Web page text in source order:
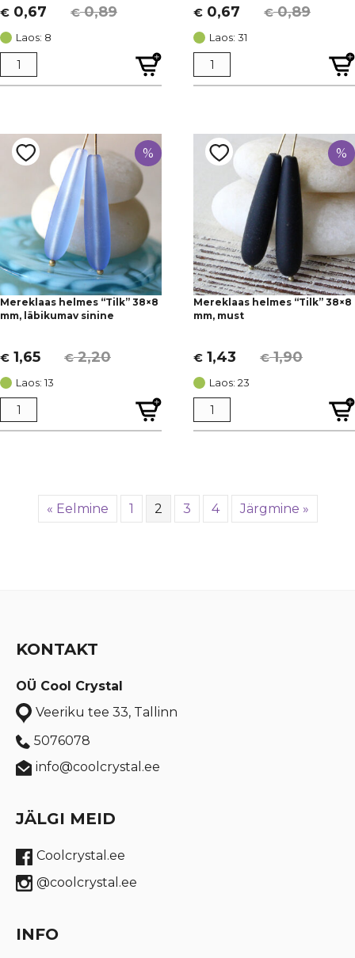
€0,89
Algne
hind
oli:
€ 0,89.
€ 0,67
Current
price
is:
€ 0,67.
Laos: 8
€0,89
Algne
hind
oli:
€ 0,89.
€ 0,67
Current
price
is:
€ 0,67.
Laos: 31
%
Mereklaas helmes “Tilk” 38×8
mm, läbikumav sinine
€2,20
Algne
hind
oli:
€ 2,20.
€ 1,65
Current
price
is:
€ 1,65.
Laos: 13
%
Mereklaas helmes “Tilk” 38×8
mm, must
€1,90
Algne
hind
oli:
€ 1,90.
€ 1,43
Current
price
is:
€ 1,43.
Laos: 23
« Eelmine 1 2 3 4 Järgmine »
KONTAKT
OÜ Cool Crystal
Veeriku tee 33, Tallinn
5076078
info@coolcrystal.ee
JÄLGI MEID
Coolcrystal.ee
@coolcrystal.ee
INFO